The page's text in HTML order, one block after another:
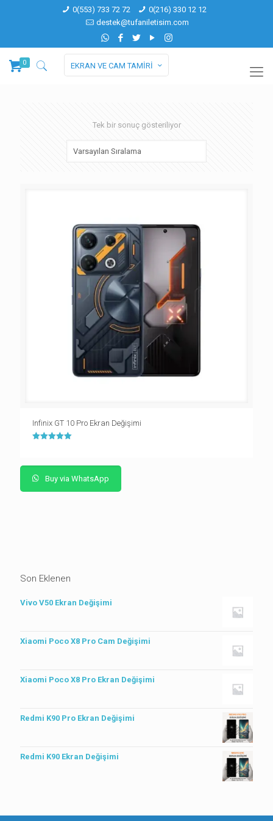
0(553) 733 72 72
0(216) 330 12 12
destek@tufaniletisim.com
0 EKRAN VE CAM TAMİRİ
Tek bir sonuç gösteriliyor
Infinix GT 10 Pro Ekran Değişimi
Buy via WhatsApp
Son Eklenen
Vivo V50 Ekran Değişimi
Xiaomi Poco X8 Pro Cam Değişimi
Xiaomi Poco X8 Pro Ekran Değişimi
Redmi K90 Pro Ekran Değişimi
Redmi K90 Ekran Değişimi